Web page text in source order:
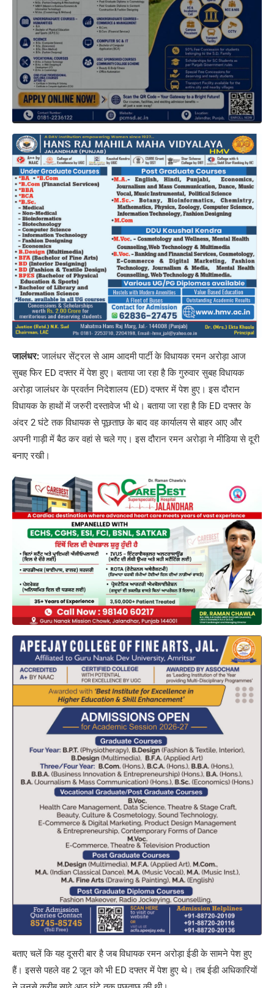
जालंधर:जालंधर सेंट्रल से आम आदमी पार्टी के विधायक रमन अरोड़ा आज
सुबह फिर ED दफ्तर में पेश हुए। बताया जा रहा है कि गुरुवार सुबह विधायक
अरोड़ा जालंधर के प्रवर्तन निदेशालय (ED) दफ्तर में पेश हुए। इस दौरान
विधायक के हाथों में जरुरी दस्तावेज भी थे। बताया जा रहा है कि ED दफ्तर के
अंदर 2 घंटे तक विधायक से पूछताछ के बाद वह कार्यालय से बाहर आए और
अपनी गाड़ी में बैठ कर वहां से चले गए। इस दौरान रमन अरोड़ा ने मीडिया से दूरी
बनाए रखी।
बताए चलें कि यह दूसरी बार है जब विधायक रमन अरोड़ा ईडी के सामने पेश हुए
हैं। इससे पहले वह 2 जून को भी ED दफ्तर में पेश हुए थे। तब ईडी अधिकारियों